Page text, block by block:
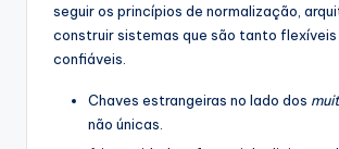
seguir os princípios de normalização,
construir sistemas que são tanto flexíveis
confiáveis.
Chaves estrangeiras no lado dos
não únicas.